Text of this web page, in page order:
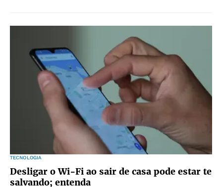
TECNOLOGIA
Desligar o Wi-Fi ao sair de casa pode estar te
salvando; entenda